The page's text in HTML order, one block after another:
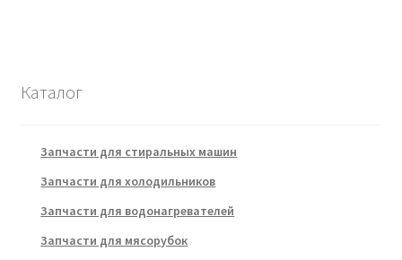
Каталог
Запчасти для стиральных машин
Запчасти для холодильников
Запчасти для водонагревателей
Запчасти для мясорубок